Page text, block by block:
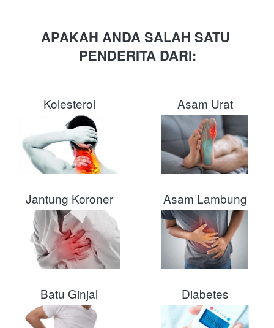
APAKAH ANDA SALAH SATU
PENDERITA DARI:
Kolesterol Asam Urat
Jantung Koroner Asam Lambung
Batu Ginjal Diabetes